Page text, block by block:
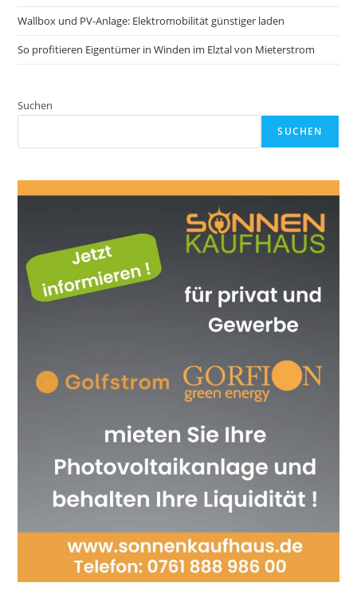
Wallbox und PV-Anlage: Elektromobilität günstiger laden
So profitieren Eigentümer in Winden im Elztal von Mieterstrom
Suchen
SUCHEN